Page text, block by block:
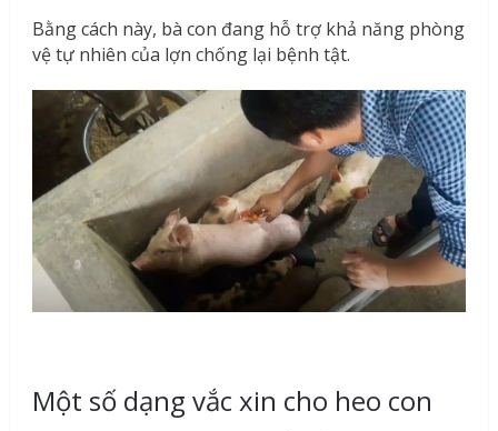
Bằng cách này, bà con đang hỗ trợ khả năng phòng
vệ tự nhiên của lợn chống lại bệnh tật.
Một số dạng vắc xin cho heo con